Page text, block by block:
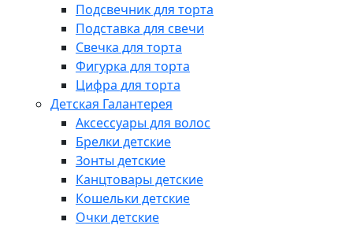
Подсвечник для торта
Подставка для свечи
Свечка для торта
Фигурка для торта
Цифра для торта
Детская Галантерея
Аксессуары для волос
Брелки детские
Зонты детские
Канцтовары детские
Кошельки детские
Очки детские